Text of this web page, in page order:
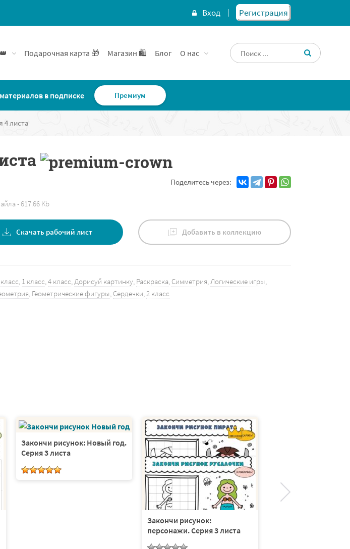
Вход Регистрация
Подарочная карта 🎁 Магазин 🛍️ Блог О нас
в подписке Премиум
4 листа
Поделитесь через:
- 617.66 Kb
Скачать рабочий лист Добавить в коллекцию
1 класс 4 класс Дорисуй картинку Раскраска Симметрия Логические игры
Геометрические фигуры Сердечки 2 класс
Закончи рисунок: Новый год.
Серия 3 листа
Закончи рисунок:
персонажи. Серия 3 листа